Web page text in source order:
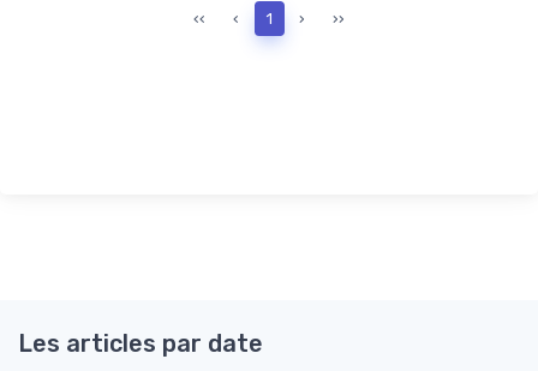
‹‹ ‹ 1 › ››
Les articles par date